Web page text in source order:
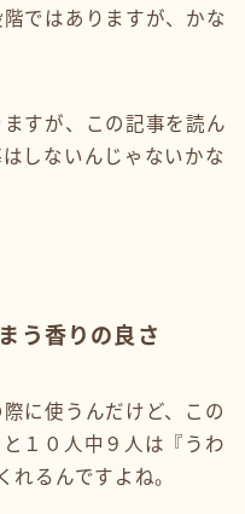
ではありますが、かな
すが、この記事を読ん
しないんじゃないかな
う香りの良さ
に使うんだけど、この
１０人中９人は『うわ
れるんですよね。